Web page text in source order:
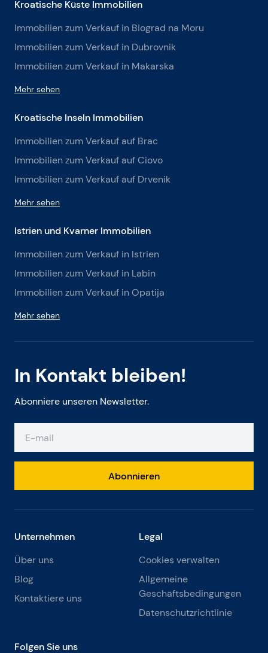
In Kontakt bleiben!
Abonniere unseren Newsletter.
Abonnieren
Kroatische Küste Immobilien
Immobilien zum Verkauf in Biograd na Moru
Immobilien zum Verkauf in Dubrovnik
Immobilien zum Verkauf in Makarska
Mehr sehen
Kroatische Inseln Immobilien
Immobilien zum Verkauf auf Brac
Immobilien zum Verkauf auf Ciovo
Immobilien zum Verkauf auf Drvenik
Mehr sehen
Istrien und Kvarner Immobilien
Immobilien zum Verkauf in Istrien
Immobilien zum Verkauf in Labin
Immobilien zum Verkauf in Opatija
Mehr sehen
Unternehmen
Über uns
Blog
Kontaktiere uns
Legal
Cookies verwalten
Allgemeine
Geschäftsbedingungen
Datenschutzrichtlinie
Folgen Sie uns